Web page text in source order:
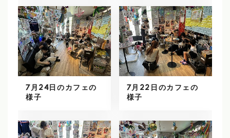
7月24日のカフェの
様子
7月22日のカフェの
様子